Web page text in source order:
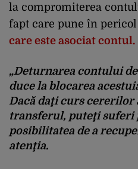
la compromiterea
fapt care pune în pericol
care este asociat contul.
„Deturnarea contului
duce la blocarea
Dacă daţi curs
transferul, puteţi suferi
posibilitatea de a
atenţia.